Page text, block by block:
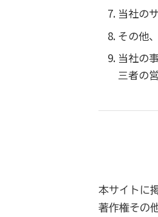
当社の
その他
当社の
三者の
本サイトに
著作権その